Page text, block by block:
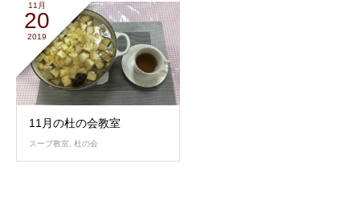
11月
20
2019
11月の杜の会教室
スープ教室, 杜の会